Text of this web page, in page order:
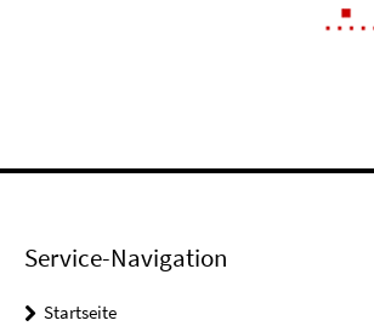
Service-Navigation
Startseite